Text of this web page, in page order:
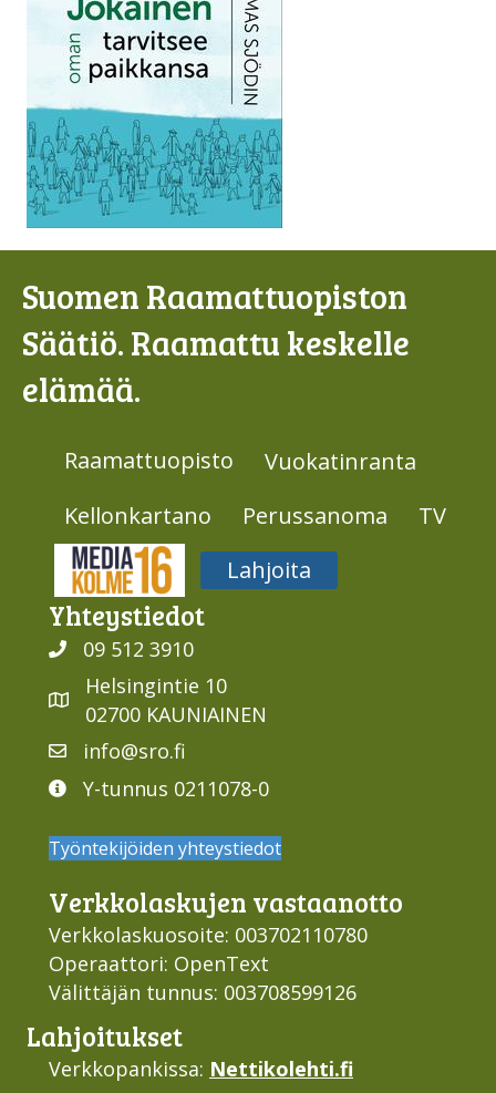
Suomen Raamattuopiston
Säätiö. Raamattu keskelle
elämää.
Raamattuopisto
Vuokatinranta
Kellonkartano
Perussanoma
TV
Media316
Lahjoita
Yhteys­tiedot
09 512 3910
Helsingintie 10
02700 KAUNIAINEN
info@sro.fi
Y-tunnus 0211078-0
Työntekijöiden yhteystiedot
Verkko­laskujen vastaan­otto
Verkkolaskuosoite: 003702110780
Operaattori: OpenText
Välittäjän tunnus: 003708599126
Lahjoi­tukset
Verkkopankissa: Nettikolehti.fi